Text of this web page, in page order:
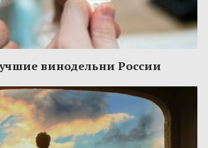
винодельни России